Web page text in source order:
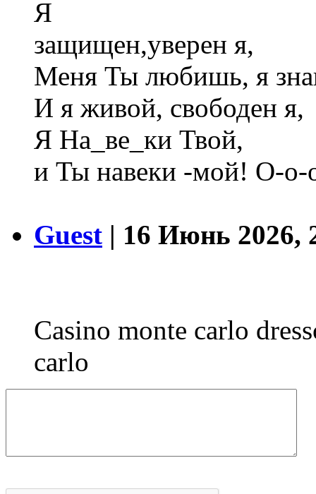
Я
защищен,уверен я,
Меня Ты любишь, я
И я живой, свободен я,
Я На_ве_ки Твой,
и Ты навеки -мой! О-о-
Guest | 16 Июнь 2026,
Casino monte carlo
carlo